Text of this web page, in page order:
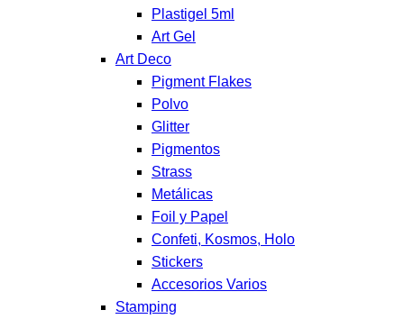
Plastigel 5ml
Art Gel
Art Deco
Pigment Flakes
Polvo
Glitter
Pigmentos
Strass
Metálicas
Foil y Papel
Confeti, Kosmos, Holo
Stickers
Accesorios Varios
Stamping